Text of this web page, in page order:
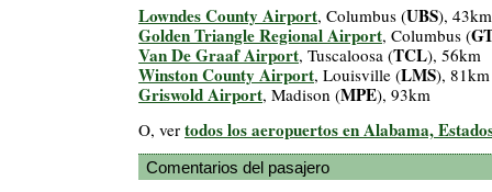
Lowndes County Airport, Columbus (UBS), 43km
Golden Triangle Regional Airport, Columbus (
Van De Graaf Airport, Tuscaloosa (TCL), 56km
Winston County Airport, Louisville (LMS), 81km
Griswold Airport, Madison (MPE), 93km
O, ver todos los aeropuertos en Alabama,
Comentarios del pasajero